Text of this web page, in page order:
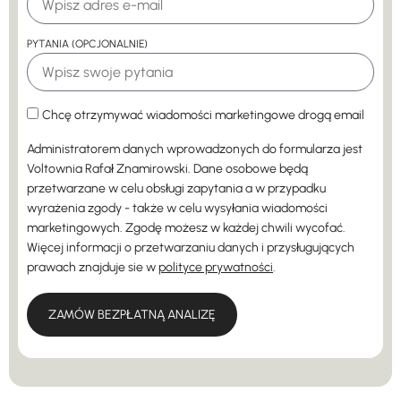
PYTANIA (OPCJONALNIE)
Chcę otrzymywać wiadomości marketingowe drogą email
Administratorem danych wprowadzonych do formularza jest
Voltownia Rafał Znamirowski. Dane osobowe będą
przetwarzane w celu obsługi zapytania a w przypadku
wyrażenia zgody - także w celu wysyłania wiadomości
marketingowych. Zgodę możesz w każdej chwili wycofać.
Więcej informacji o przetwarzaniu danych i przysługujących
prawach znajduje sie wpolityce prywatności.
ZAMÓW BEZPŁATNĄ ANALIZĘ